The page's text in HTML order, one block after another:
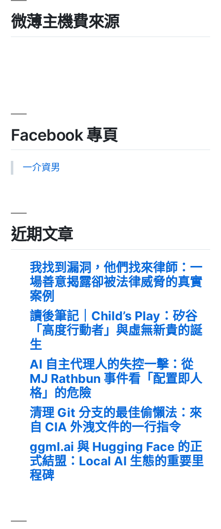
微薄主機費來源
Facebook 專頁
一介資男
近期文章
我找到漏洞，他們找來律師：一
場善意揭露卻被法律威脅的真實
案例
讀後筆記｜Child’s Play：矽谷
「高度行動者」與虛無新貴的誕
生
AI 自主代理人的失控一擊：從
MJ Rathbun 事件看「配置即人
格」的危險
清理 Git 分支的最佳偷懶法：來
自 CIA 外洩文件的一行指令
ggml.ai 與 Hugging Face 的正
式結盟：Local AI 生態的重要里
程碑